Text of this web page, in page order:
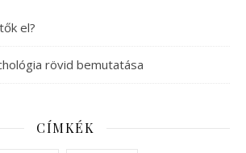
el?
rövid bemutatása
CÍMKÉK